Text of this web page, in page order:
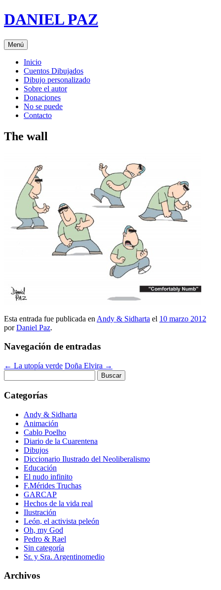
Saltar
al
DANIEL PAZ
Menú
Inicio
Cuentos Dibujados
Dibujo personalizado
Sobre el autor
Donaciones
No se puede
Contacto
The wall
Esta entrada fue publicada en Andy & Sidharta el 10 marzo 2012
porDaniel Paz.
Navegación de entradas
← La utopía verde Doña Elvira →
Categorías
Andy & Sidharta
Animación
Cablo Poelho
Diario de la Cuarentena
Dibujos
Diccionario Ilustrado del Neoliberalismo
Educación
El nudo infinito
F.Mérides Truchas
GARCAP
Hechos de la vida real
Ilustración
León, el activista peleón
Oh, my God
Pedro & Rael
Sin categoría
Sr. y Sra. Argentinomedio
Archivos